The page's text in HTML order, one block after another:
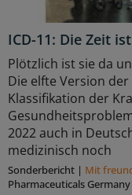
ICD-11: Die Zeit
Plötzlich ist sie da
Die elfte Version
Klassifikation der
2022 auch in
medizinisch noch
Sonderbericht | Mit
Pharmaceuticals